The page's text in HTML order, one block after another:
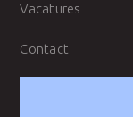
Vacatures
Contact